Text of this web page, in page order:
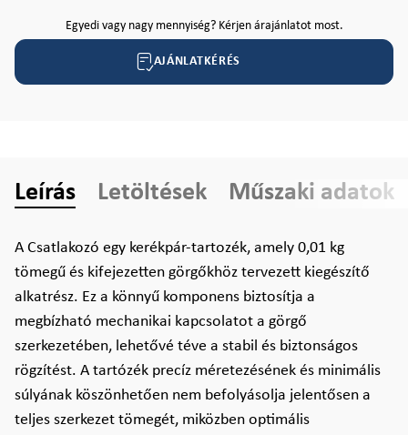
Egyedi vagy nagy mennyiség? Kérjen árajánlatot most.
AJÁNLATKÉRÉS
Leírás Letöltések Műszaki adatok
A Csatlakozó egy kerékpár-tartozék, amely 0,01 kg
tömegű és kifejezetten görgőkhöz tervezett kiegészítő
alkatrész. Ez a könnyű komponens biztosítja a
megbízható mechanikai kapcsolatot a görgő
szerkezetében, lehetővé téve a stabil és biztonságos
rögzítést. A tartózék precíz méretezésének és minimális
súlyának köszönhetően nem befolyásolja jelentősen a
teljes szerkezet tömegét, miközben optimális